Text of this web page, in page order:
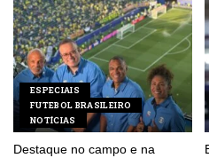
ESPECIAIS
FUTEBOL BRASILEIRO
NOTÍCIAS
Destaque no campo e na